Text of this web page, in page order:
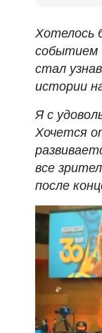
Хотелось
событием
стал
истории
Я с
Хочется
все
после